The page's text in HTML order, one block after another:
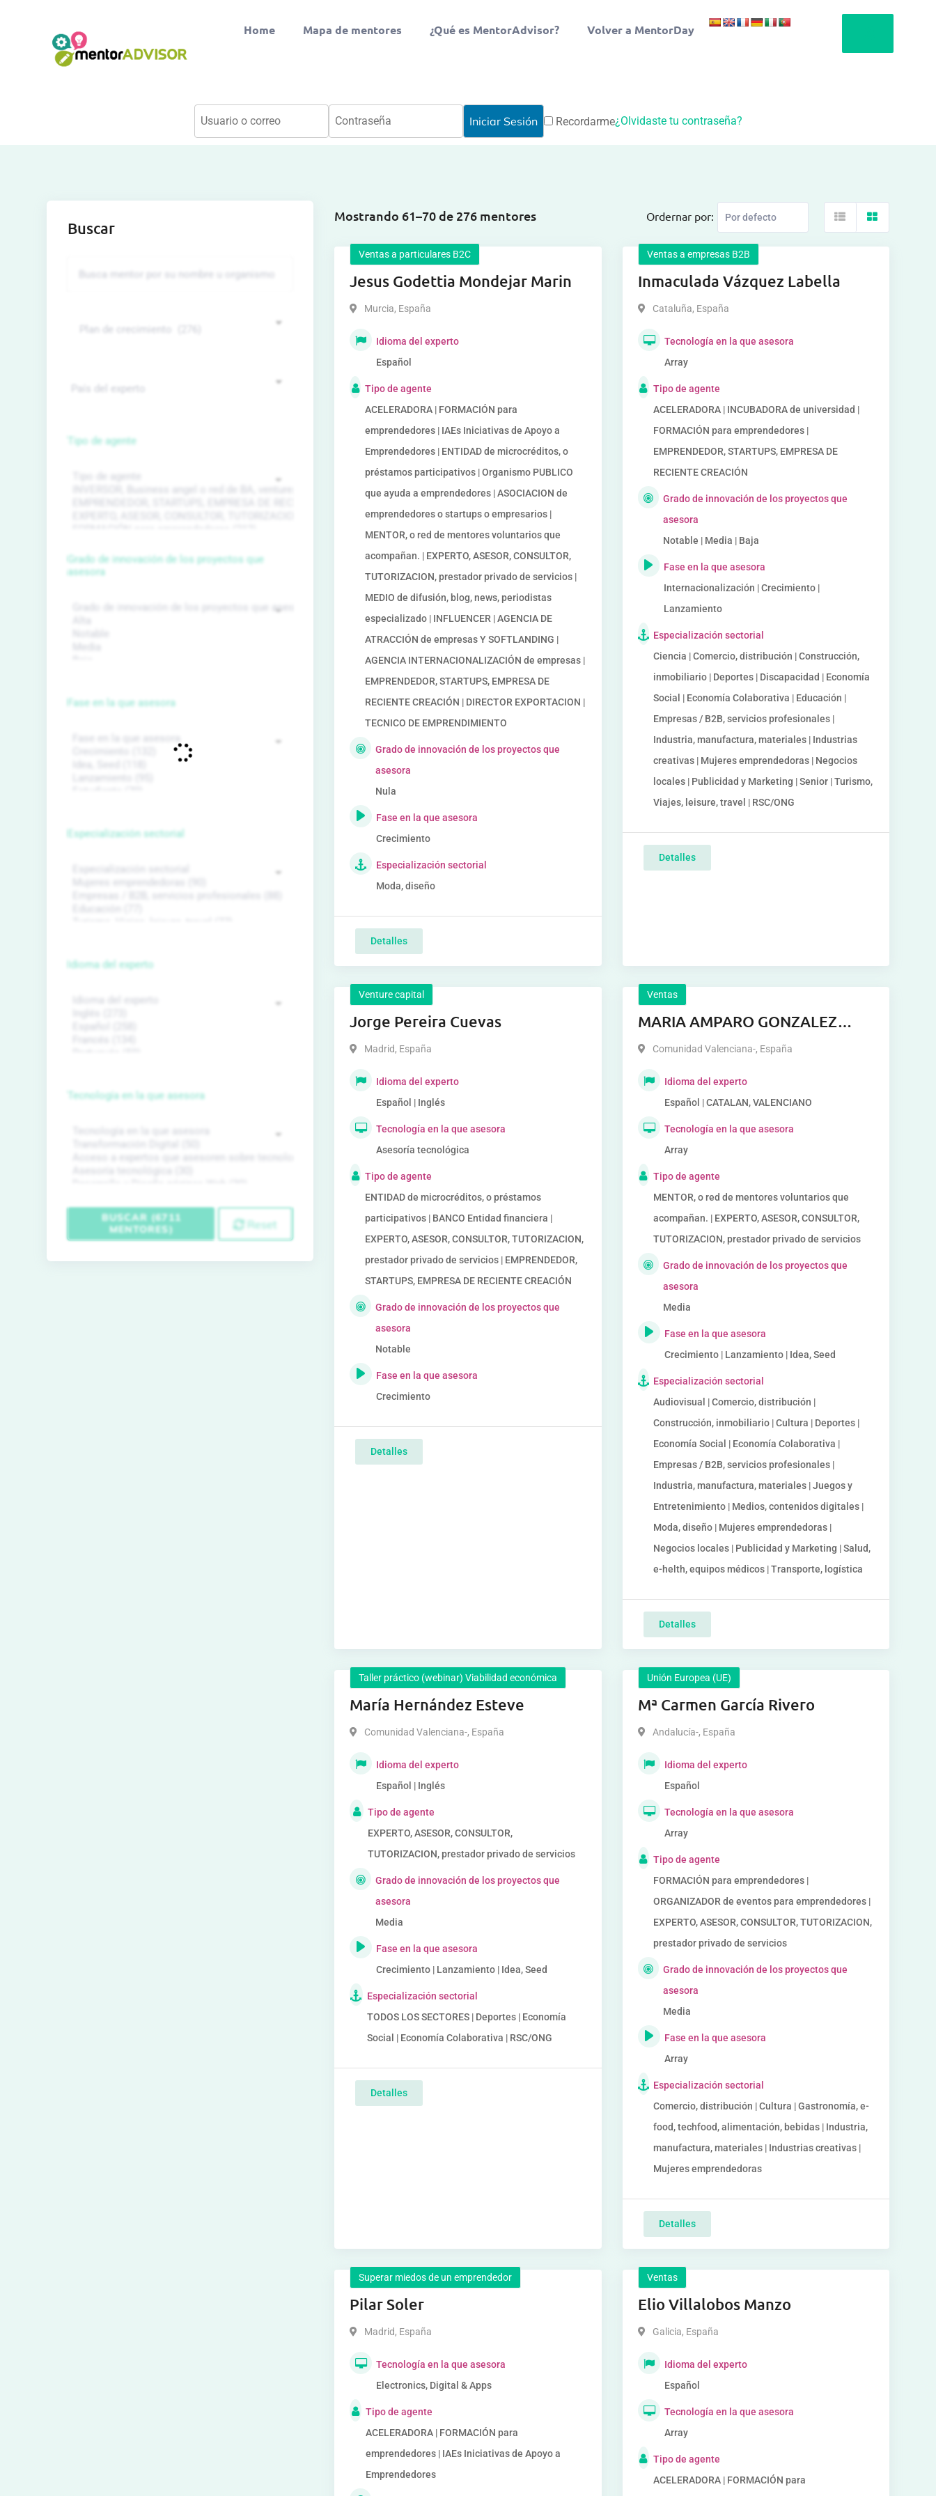
Home Mapa de mentores ¿Qué es MentorAdvisor? Volver a MentorDay
Recordarme¿Olvidaste tu contraseña?
Mostrando 61–70 de 276 mentores Ordernar por:
Ventas a particulares B2C
Jesus Godettia Mondejar Marin
Murcia, España
Idioma del experto
Español
Tipo de agente
ACELERADORA | FORMACIÓN para
emprendedores | IAEs Iniciativas de Apoyo a
Emprendedores | ENTIDAD de microcréditos, o
préstamos participativos | Organismo PUBLICO
que ayuda a emprendedores | ASOCIACION de
emprendedores o startups o empresarios |
MENTOR, o red de mentores voluntarios que
acompañan. | EXPERTO, ASESOR, CONSULTOR,
TUTORIZACION, prestador privado de servicios |
MEDIO de difusión, blog, news, periodistas
especializado | INFLUENCER | AGENCIA DE
ATRACCIÓN de empresas Y SOFTLANDING |
AGENCIA INTERNACIONALIZACIÓN de empresas |
EMPRENDEDOR, STARTUPS, EMPRESA DE
RECIENTE CREACIÓN | DIRECTOR EXPORTACION |
TECNICO DE EMPRENDIMIENTO
Grado de innovación de los proyectos que
asesora
Nula
Fase en la que asesora
Crecimiento
Especialización sectorial
Moda, diseño
Detalles
Ventas a empresas B2B
Inmaculada Vázquez Labella
Cataluña, España
Tecnología en la que asesora
Array
Tipo de agente
ACELERADORA | INCUBADORA de universidad |
FORMACIÓN para emprendedores |
EMPRENDEDOR, STARTUPS, EMPRESA DE
RECIENTE CREACIÓN
Grado de innovación de los proyectos que
asesora
Notable | Media | Baja
Fase en la que asesora
Internacionalización | Crecimiento |
Lanzamiento
Especialización sectorial
Ciencia | Comercio, distribución | Construcción,
inmobiliario | Deportes | Discapacidad | Economía
Social | Economía Colaborativa | Educación |
Empresas / B2B, servicios profesionales |
Industria, manufactura, materiales | Industrias
creativas | Mujeres emprendedoras | Negocios
locales | Publicidad y Marketing | Senior | Turismo,
Viajes, leisure, travel | RSC/ONG
Detalles
Venture capital
Jorge Pereira Cuevas
Madrid, España
Idioma del experto
Español | Inglés
Tecnología en la que asesora
Asesoría tecnológica
Tipo de agente
ENTIDAD de microcréditos, o préstamos
participativos | BANCO Entidad financiera |
EXPERTO, ASESOR, CONSULTOR, TUTORIZACION,
prestador privado de servicios | EMPRENDEDOR,
STARTUPS, EMPRESA DE RECIENTE CREACIÓN
Grado de innovación de los proyectos que
asesora
Notable
Fase en la que asesora
Crecimiento
Detalles
Ventas
MARIA AMPARO GONZALEZ
CANO
Comunidad Valenciana-, España
Idioma del experto
Español | CATALAN, VALENCIANO
Tecnología en la que asesora
Array
Tipo de agente
MENTOR, o red de mentores voluntarios que
acompañan. | EXPERTO, ASESOR, CONSULTOR,
TUTORIZACION, prestador privado de servicios
Grado de innovación de los proyectos que
asesora
Media
Fase en la que asesora
Crecimiento | Lanzamiento | Idea, Seed
Especialización sectorial
Audiovisual | Comercio, distribución |
Construcción, inmobiliario | Cultura | Deportes |
Economía Social | Economía Colaborativa |
Empresas / B2B, servicios profesionales |
Industria, manufactura, materiales | Juegos y
Entretenimiento | Medios, contenidos digitales |
Moda, diseño | Mujeres emprendedoras |
Negocios locales | Publicidad y Marketing | Salud,
e-helth, equipos médicos | Transporte, logística
Detalles
Taller práctico (webinar) Viabilidad económica
María Hernández Esteve
Comunidad Valenciana-, España
Idioma del experto
Español | Inglés
Tipo de agente
EXPERTO, ASESOR, CONSULTOR,
TUTORIZACION, prestador privado de servicios
Grado de innovación de los proyectos que
asesora
Media
Fase en la que asesora
Crecimiento | Lanzamiento | Idea, Seed
Especialización sectorial
TODOS LOS SECTORES | Deportes | Economía
Social | Economía Colaborativa | RSC/ONG
Detalles
Unión Europea (UE)
Mª Carmen García Rivero
Andalucía-, España
Idioma del experto
Español
Tecnología en la que asesora
Array
Tipo de agente
FORMACIÓN para emprendedores |
ORGANIZADOR de eventos para emprendedores |
EXPERTO, ASESOR, CONSULTOR, TUTORIZACION,
prestador privado de servicios
Grado de innovación de los proyectos que
asesora
Media
Fase en la que asesora
Array
Especialización sectorial
Comercio, distribución | Cultura | Gastronomía, e-
food, techfood, alimentación, bebidas | Industria,
manufactura, materiales | Industrias creativas |
Mujeres emprendedoras
Detalles
Superar miedos de un emprendedor
Pilar Soler
Madrid, España
Tecnología en la que asesora
Electronics, Digital & Apps
Tipo de agente
ACELERADORA | FORMACIÓN para
emprendedores | IAEs Iniciativas de Apoyo a
Emprendedores
Ventas
Elio Villalobos Manzo
Galicia, España
Idioma del experto
Español
Tecnología en la que asesora
Array
Tipo de agente
ACELERADORA | FORMACIÓN para
Buscar
Tipo de agente
Grado de innovación de los proyectos que
asesora
Fase en la que asesora
Especialización sectorial
Idioma del experto
Tecnología en la que asesora
BUSCAR (6711
MENTORES)
Reset